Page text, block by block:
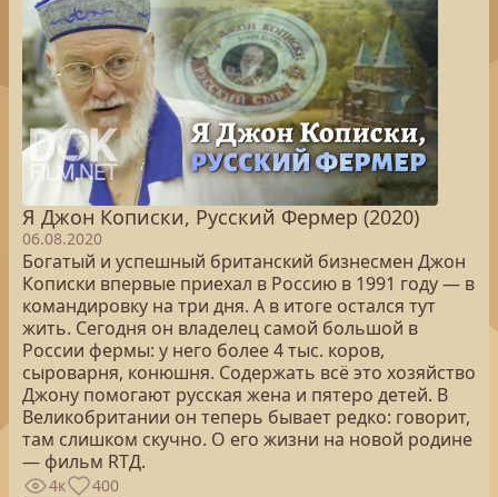
Я Джон Кописки, Русский Фермер (2020)
06.08.2020
Богатый и успешный британский бизнесмен Джон
Кописки впервые приехал в Россию в 1991 году — в
командировку на три дня. А в итоге остался тут
жить. Сегодня он владелец самой большой в
России фермы: у него более 4 тыс. коров,
сыроварня, конюшня. Содержать всё это хозяйство
Джону помогают русская жена и пятеро детей. В
Великобритании он теперь бывает редко: говорит,
там слишком скучно. О его жизни на новой родине
— фильм RTД.
4к 400